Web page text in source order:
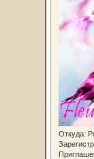
Откуда: